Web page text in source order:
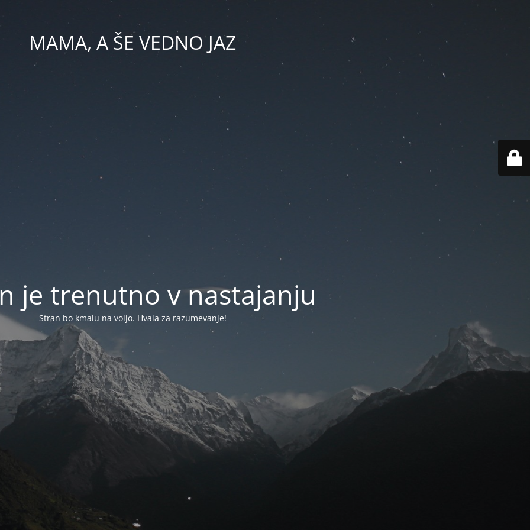
MAMA, A ŠE VEDNO JAZ
je trenutno v nastajanju
Stran bo kmalu na voljo. Hvala za razumevanje!